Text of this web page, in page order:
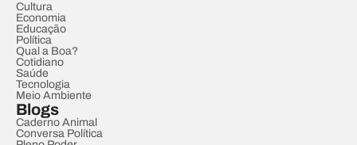
Cultura
Economia
Educação
Política
Qual a Boa?
Cotidiano
Saúde
Tecnologia
Meio Ambiente
Blogs
Caderno Animal
Conversa Política